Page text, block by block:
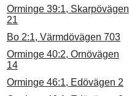
Orminge 39:1, Skarpövägen
21
Bo 2:1, Värmdövägen 703
Orminge 40:2, Ornövägen
14
Orminge 46:1, Edövägen 2